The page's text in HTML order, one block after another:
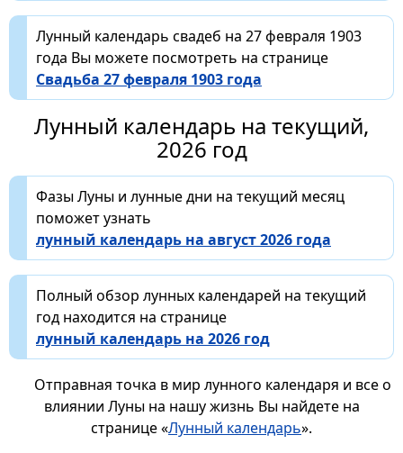
Лунный календарь свадеб на 27 февраля 1903
года Вы можете посмотреть на странице
Свадьба 27 февраля 1903 года
Лунный календарь на текущий,
2026 год
Фазы Луны и лунные дни на текущий месяц
поможет узнать
лунный календарь на август 2026 года
Полный обзор лунных календарей на текущий
год находится на странице
лунный календарь на 2026 год
Отправная точка в мир лунного календаря и все о
влиянии Луны на нашу жизнь Вы найдете на
странице «Лунный календарь».